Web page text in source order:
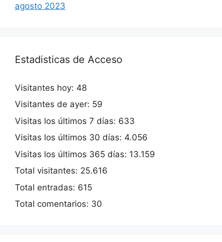
agosto 2023
Estadisticas de Acceso
Visitantes hoy: 48
Visitantes de ayer: 59
Visitas los últimos 7 días: 633
Visitas los últimos 30 días: 4.056
Visitas los últimos 365 días: 13.159
Total visitantes: 25.616
Total entradas: 615
Total comentarios: 30